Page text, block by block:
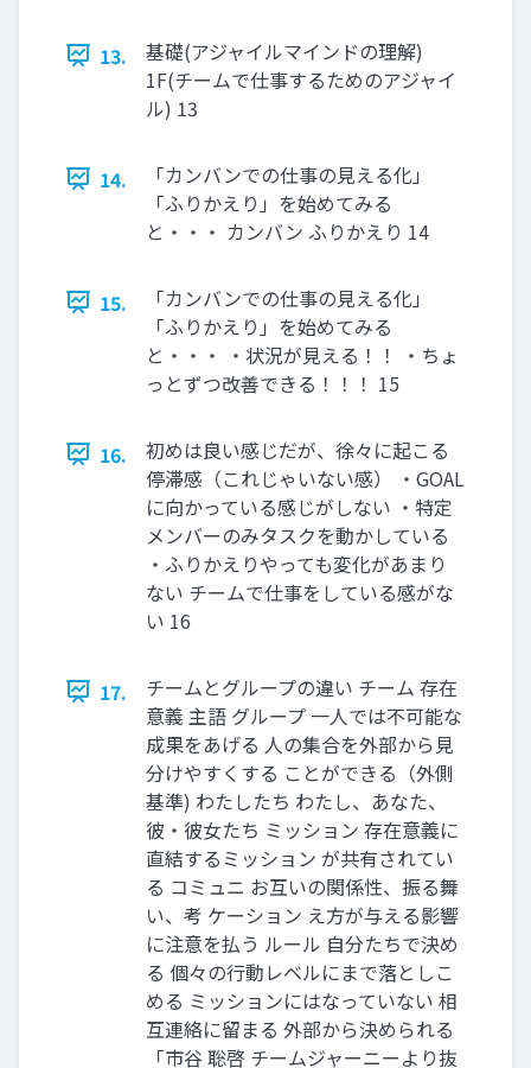
13.
基礎(アジャイルマインドの理解)
1F(チームで仕事するためのアジャイ
ル) 13
14.
「カンバンでの仕事の見える化」
「ふりかえり」を始めてみる
と・・・ カンバン ふりかえり 14
15.
「カンバンでの仕事の見える化」
「ふりかえり」を始めてみる
と・・・ ・状況が見える！！ ・ちょ
っとずつ改善できる！！！ 15
16.
初めは良い感じだが、徐々に起こる
停滞感（これじゃいない感） ・GOAL
に向かっている感じがしない ・特定
メンバーのみタスクを動かしている
・ふりかえりやっても変化があまり
ない チームで仕事をしている感がな
い 16
17.
チームとグループの違い チーム 存在
意義 主語 グループ 一人では不可能な
成果をあげる 人の集合を外部から見
分けやすくする ことができる（外側
基準) わたしたち わたし、あなた、
彼・彼女たち ミッション 存在意義に
直結するミッション が共有されてい
る コミュニ お互いの関係性、振る舞
い、考 ケーション え方が与える影響
に注意を払う ルール 自分たちで決め
る 個々の行動レベルにまで落としこ
める ミッションにはなっていない 相
互連絡に留まる 外部から決められる
「市谷 聡啓 チームジャーニーより抜